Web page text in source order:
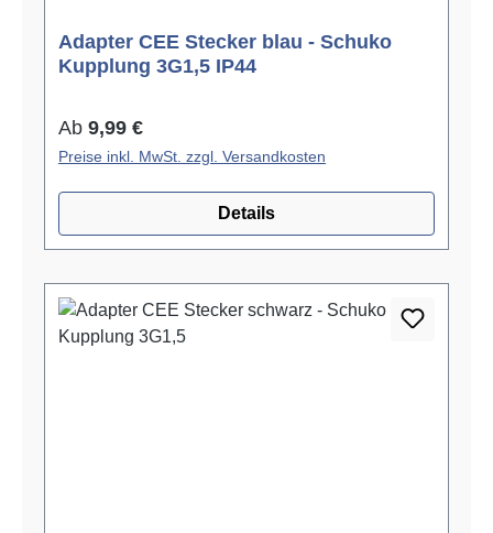
Adapter CEE Stecker blau - Schuko
Kupplung 3G1,5 IP44
Regulärer Preis:
Ab 9,99 €
Preise inkl. MwSt. zzgl. Versandkosten
Details